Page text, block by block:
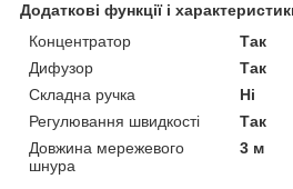
Додаткові функції і
Концентратор
Так
Дифузор
Так
Складна ручка
Ні
Регулювання швидкості
Так
Довжина мережевого
шнура
3 м